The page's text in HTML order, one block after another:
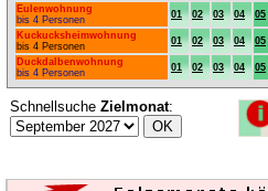
Eulenwohnung
bis 4 Personen
01 02 03 04 05
Kuckucksheimwohnung
bis 4 Personen
01 02 03 04 05
Duckdalbenwohnung
bis 4 Personen
01 02 03 04 05
Schnellsuche Zielmonat: